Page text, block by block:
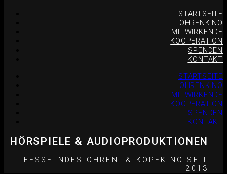
STARTSEITE
OHRENKINO
MITWIRKENDE
KOOPERATION
SPENDEN
KONTAKT
STARTSEITE
OHRENKINO
MITWIRKENDE
KOOPERATION
SPENDEN
KONTAKT
HÖRSPIELE & AUDIOPRODUKTIONEN
FESSELNDES OHREN- & KOPFKINO SEIT
2013